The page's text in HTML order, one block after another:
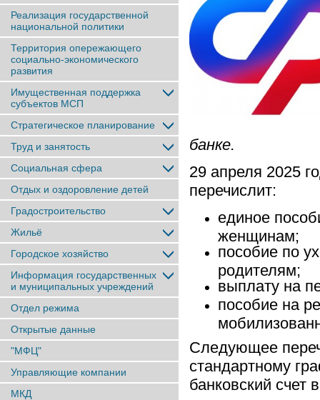
Реализация государственной
национальной политики
Территория опережающего
социально-экономического
развития
Имущественная поддержка
субъектов МСП
Стратегическое планирование
Труд и занятость
Социальная сфера
Отдых и оздоровление детей
Градостроительство
Жильё
Городское хозяйство
Информация государственных
и муниципальных учреждений
Отдел режима
Открытые данные
"МФЦ"
Управляющие компании
МКД
банке.
29 апреля 2025
перечислит:
единое
женщинам;
пособие по
родителям;
выплату на
пособие на
Следующее
стандартному
банковский счет